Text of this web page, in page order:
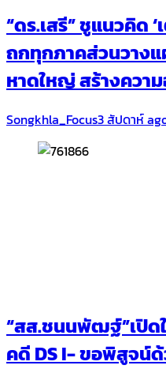
“ดร.เสรี” ชูแนวคิด
ถกทุกภาคส่วนวาง
หาดใหญ่ สร้างความ
Songkhla_Focus3 สัปดาห์
“สส.ชนนพัฒฐ์”เปิด
คดี DS I- ขอพิสูจน์